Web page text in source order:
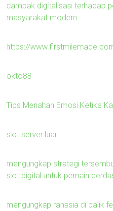
dampak digitalisasi terhadap
masyarakat modern
https://
okto88
Tips Menahan Emosi Ketika
slot server luar
mengungkap strategi
slot digital untuk pemain
mengungkap rahasia di balik